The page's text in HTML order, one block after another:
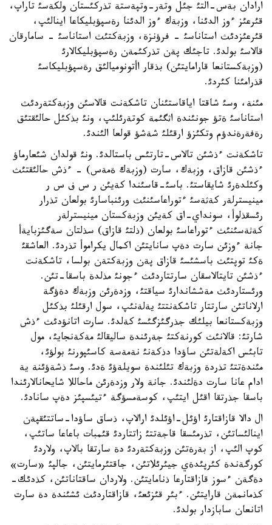
ارادان بةس-التئ جئل وتةر-وتپةستة تذركئستان ولكةسئ تاراپ،
قئرعئز ءوز الدئنا، وزبةك ءوز الدئنا رةسپؤبليكاعا اينالئپ،
قئرعئزدئث استاناسئ - فرؤنزة، وزبةكتئث استاناسئ - سامارقان
قالاسئ بولدئ. تاجئك پةن تذركئمةن رةسپؤبليكالارئ
(وزبةكستانعا قارامايتئن) بذقار اأتونوميالئق رةسپؤبليكاسئ
قذرامئنا كئردئ.
مئنة، وسئ شاقتا اياقاستئنان تاشكةنت قالاسئن وزبةكتةردئث
استاناسئ ةتؤ جونئندة اثگئمة كوتةرئلئپ، ونئ بذكئل حالئقتئق
رةفةرةندؤم وتكئزؤ ارقئلئ شةشؤ قولعا الئندئ.
تاشكةنت ءذشئن تالاس-تارتئس باستالدئ. ونئ قولدان شئعارماؤ
ءذشئن قازاق، وزبةك، سارت (وزبةك ةمةس) - ءذش حالئقتئث
وكئلدةرئ شايقاستئ. باسئ-قاسئندا كةيئن ر س ف س ر
مينيسترلةر كةثةسئ ءتوراعاسئنئث ورئنباسارئ بولعان تذرار
رئسقذلوأ، سونداي-اق كةيئن وزبةكستان مينيسترلةر
كةثةسئنئث ءتوراعاسئ بولعان (ذلتئ قازاق) سذلتان سةگئزبايةأ
جانة ءوزئن سارت دةپ سانايتئن اكمال يكراموأ تذردئ. العاشقئ
ةكئ توپتئث باسشئسئ قازاق پةن وزبةكتةن بولسا، تاشكةنت
ءذشئن تايتالاسقان سارتتاردئث ءجونئ مذلدة باسقا-تئن.
ورئستاردئث مةششاندارئ سياقتئ، وزدةرئن وزبةك دةؤگة
ارلاناتئن سارتتار تاشكةنتتئ يةلةنئپ، سول ارقئلئ بذكئل
وزبةكستانعا بيلئك جذرگئزگئسئ كةلدئ. سارت اتانؤدئث ءذش
شارتئ: قالانئث كورنةكتئ جةرئندة ساليقالئ مةكةنجايئ، مول
تابئس اكةلةتئن ساؤدا دذكةنئ نةمةسة كاسئپورنئ بولؤئ،
مئندةتتئ تذردة وزبةك تئلئندة سويلةؤئ ةدئ. وسئ ذشةؤئنة ية
ادام عانا سارت دةلئندئ. جانة ولار وزدةرئن ماحاللا شايحانالارئندا
باسقا جذرتقا اقئل ايتئپ، كوسةمسؤگة ءتيئسپئز دةپ سانادئ.
ال دالا قازاقتارئ اؤئل-اؤئلدئ ارالاپ، ذساق ساؤدا-ساتتئقپةن
اينالئساتئن، تذرمئسقا قاجةتتئ زاتتاردئ قئمبات باعاعا ساتئپ،
كوپ الئپ، از بةرةتئن وزبةكتةردئ دة سارتقا بالاپ، ولاردئ
كورگةندة كئرپئدةي جيئرئلاتئن، جاقتئرمايتئن، جالپئ «سارت»
دةگةن ءسوز قازاقتارعا ذنامايتئن. ولاردان ساقتاناتئن، كذدئك-
كذمانمةن قارايتئن. ءبئر قئزئعئ، قازاقتاردئث ئشئندة دة سارت
اتانعان سابازدار بولدئ.